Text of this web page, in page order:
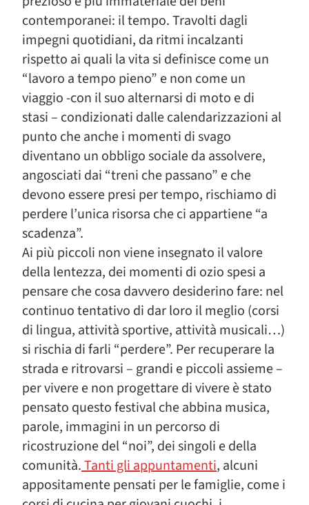
contemporanei: il tempo. Travolti dagli
impegni quotidiani, da ritmi incalzanti
rispetto ai quali la vita si definisce come un
“lavoro a tempo pieno” e non come un
viaggio -con il suo alternarsi di moto e di
stasi – condizionati dalle calendarizzazioni al
punto che anche i momenti di svago
diventano un obbligo sociale da assolvere,
angosciati dai “treni che passano” e che
devono essere presi per tempo, rischiamo di
perdere l’unica risorsa che ci appartiene “a
scadenza”.
Ai più piccoli non viene insegnato il valore
della lentezza, dei momenti di ozio spesi a
pensare che cosa davvero desiderino fare: nel
continuo tentativo di dar loro il meglio (corsi
di lingua, attività sportive, attività musicali…)
si rischia di farli “perdere”. Per recuperare la
strada e ritrovarsi – grandi e piccoli assieme –
per vivere e non progettare di vivere è stato
pensato questo festival che abbina musica,
parole, immagini in un percorso di
ricostruzione del “noi”, dei singoli e della
comunità.Tanti gli appuntamenti, alcuni
appositamente pensati per le famiglie, come i